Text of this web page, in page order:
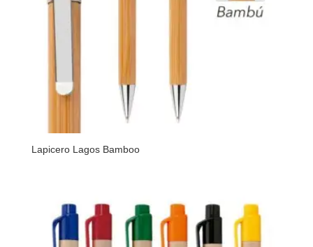
Lapicero Lagos Bamboo